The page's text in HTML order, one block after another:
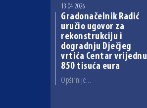
13.04.2026
Gradonačelnik Radić
uručio ugovor za
rekonstrukciju i
dogradnju Dječjeg
vrtića Centar vrijednu
850 tisuća eura
Opširnije...